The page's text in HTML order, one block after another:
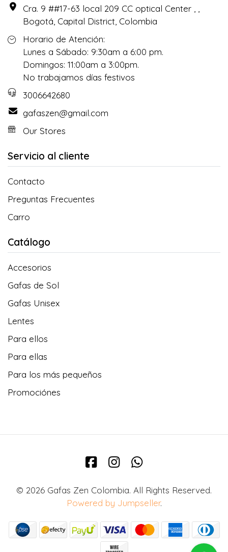
Cra. 9 ##17-63 local 209 CC optical Center , ,
Bogotá, Capital District, Colombia
Horario de Atención:
Lunes a Sábado: 9:30am a 6:00 pm.
Domingos: 11:00am a 3:00pm.
No trabajamos días festivos
3006642680
gafaszen@gmail.com
Our Stores
Servicio al cliente
Contacto
Preguntas Frecuentes
Carro
Catálogo
Accesorios
Gafas de Sol
Gafas Unisex
Lentes
Para ellos
Para ellas
Para los más pequeños
Promociónes
© 2026 Gafas Zen Colombia. All Rights Reserved.
Powered by Jumpseller.